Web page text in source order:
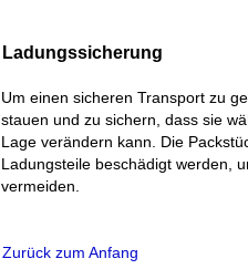
Ladungssicherung
Um einen sicheren Transport zu
stauen und zu sichern, dass sie
Lage verändern kann. Die
Ladungsteile beschädigt werden,
vermeiden.
Zurück zum Anfang